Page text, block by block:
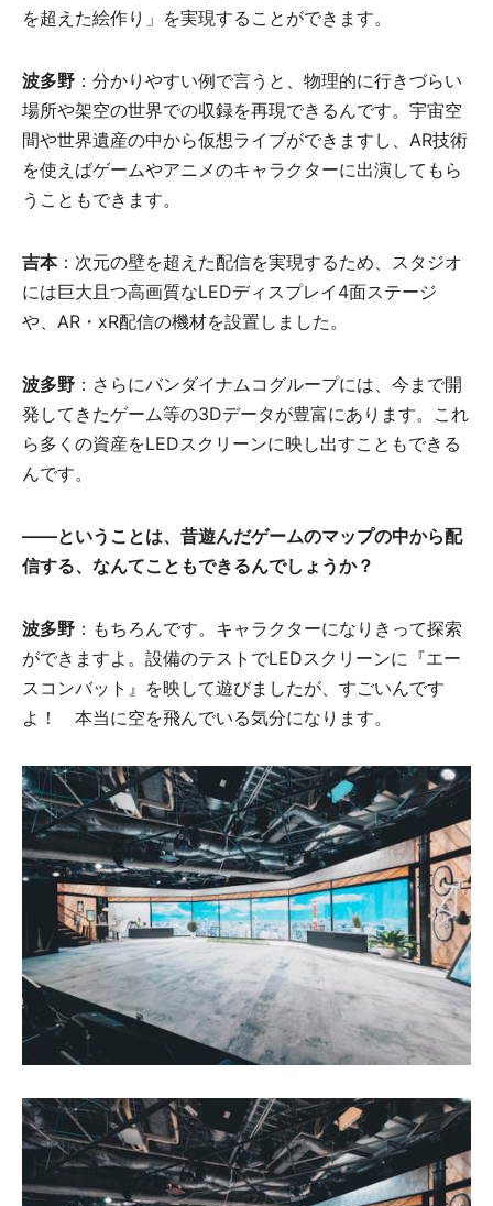
を超えた絵作り」を実現することができます。
波多野 ：分かりやすい例で言うと、物理的に行きづらい
場所や架空の世界での収録を再現できるんです。宇宙空
間や世界遺産の中から仮想ライブができますし、AR技術
を使えばゲームやアニメのキャラクターに出演してもら
うこともできます。
吉本：次元の壁を超えた配信を実現するため、スタジオ
には巨大且つ高画質なLEDディスプレイ4面ステージ
や、AR・xR配信の機材を設置しました。
波多野 ：さらにバンダイナムコグループには、今まで開
発してきたゲーム等の3Dデータが豊富にあります。これ
ら多くの資産をLEDスクリーンに映し出すこともできる
んです。
――ということは、昔遊んだゲームのマップの中から配
信する、なんてこともできるんでしょうか？
波多野 ：もちろんです。キャラクターになりきって探索
ができますよ。設備のテストでLEDスクリーンに『エー
スコンバット』を映して遊びましたが、すごいんです
よ！ 本当に空を飛んでいる気分になります。